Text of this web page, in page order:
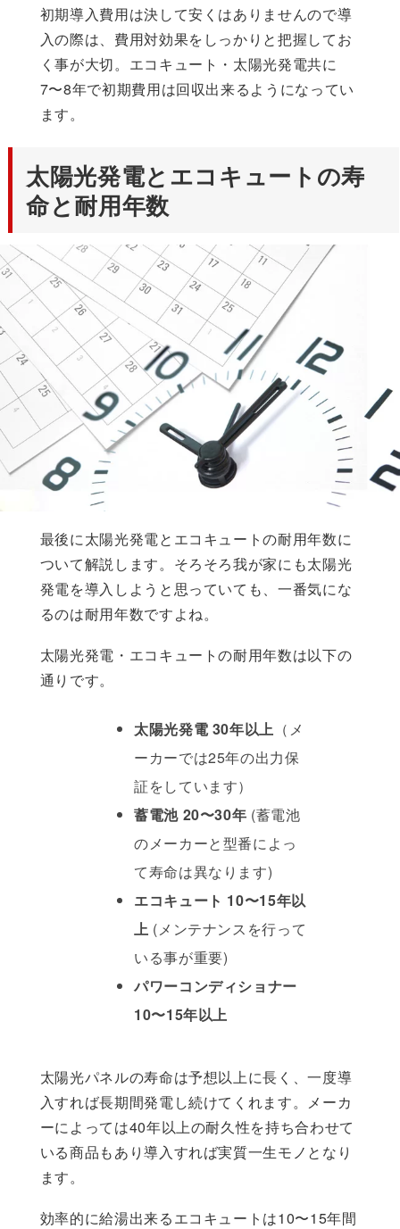
初期導入費用は決して安くはありませんので導
入の際は、費用対効果をしっかりと把握してお
く事が大切。エコキュート・太陽光発電共に
7〜8年で初期費用は回収出来るようになってい
ます。
太陽光発電とエコキュートの寿
命と耐用年数
最後に太陽光発電とエコキュートの耐用年数に
ついて解説します。そろそろ我が家にも太陽光
発電を導入しようと思っていても、一番気にな
るのは耐用年数ですよね。
太陽光発電・エコキュートの耐用年数は以下の
通りです。
太陽光発電 30年以上 （メ
ーカーでは25年の出力保
証をしています）
蓄電池 20〜30年 (蓄電池
のメーカーと型番によっ
て寿命は異なります)
エコキュート 10〜15年以
上 (メンテナンスを行って
いる事が重要)
パワーコンディショナー
10〜15年以上
太陽光パネルの寿命は予想以上に長く、一度導
入すれば長期間発電し続けてくれます。メーカ
ーによっては40年以上の耐久性を持ち合わせて
いる商品もあり導入すれば実質一生モノとなり
ます。
効率的に給湯出来るエコキュートは10〜15年間